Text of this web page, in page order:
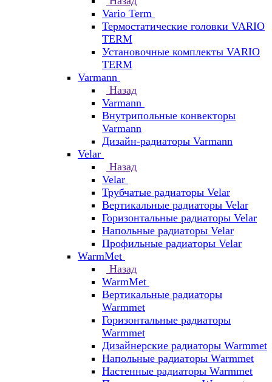
Vario Term
Термостатические головки VARIO
TERM
Установочные комплекты VARIO
TERM
Varmann
Назад
Varmann
Внутрипольные конвекторы
Varmann
Дизайн-радиаторы Varmann
Velar
Назад
Velar
Трубчатые радиаторы Velar
Вертикальные радиаторы Velar
Горизонтальные радиаторы Velar
Напольные радиаторы Velar
Профильные радиаторы Velar
WarmMet
Назад
WarmMet
Вертикальные радиаторы
Warmmet
Горизонтальные радиаторы
Warmmet
Дизайнерские радиаторы Warmmet
Напольные радиаторы Warmmet
Настенные радиаторы Warmmet